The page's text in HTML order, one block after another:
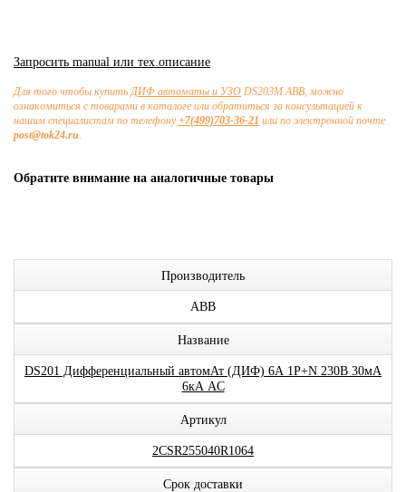
Запросить manual или тех.описание
Для того чтобы купитьДИФ автоматы и УЗО DS203M ABB, можно
ознакомиться с товарами в каталоге или обратиться за консультацией к
нашим специалистам по телефону+7(499)703-36-21 или по электронной почте
post@tok24.ru.
Обратите внимание на аналогичные товары
Производитель
ABB
Название
DS201 Дифференциальный автомАт (ДИФ) 6А 1P+N 230В 30мА
6кА AC
Артикул
2CSR255040R1064
Срок доставки